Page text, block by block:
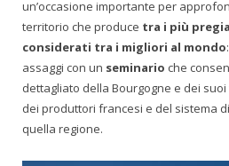
un’occasione importante per
territorio che produce tra i più
considerati tra i migliori al mondo
assaggi con un seminario che
dettagliato della Bourgogne e dei
dei produttori francesi e del sistema
quella regione.